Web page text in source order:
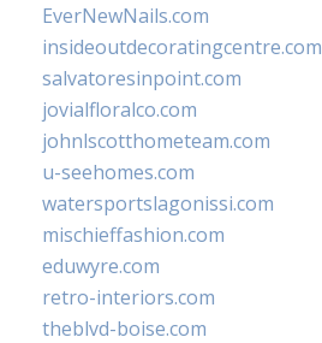
EverNewNails.com
insideoutdecoratingcentre.com
salvatoresinpoint.com
jovialfloralco.com
johnlscotthometeam.com
u-seehomes.com
watersportslagonissi.com
mischieffashion.com
eduwyre.com
retro-interiors.com
theblvd-boise.com